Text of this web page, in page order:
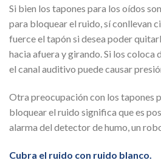
Si bien los tapones para los oídos
para bloquear el ruido, sí conllevan
fuerce el tapón si desea poder
hacia afuera y girando. Si los coloca
el canal auditivo puede causar
Otra preocupación con los tapones
bloquear el ruido significa que es
alarma del detector de humo, un
Cubra el ruido con ruido blanco.